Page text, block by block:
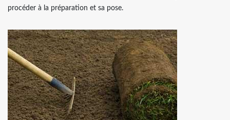
procéder à la préparation et sa pose.